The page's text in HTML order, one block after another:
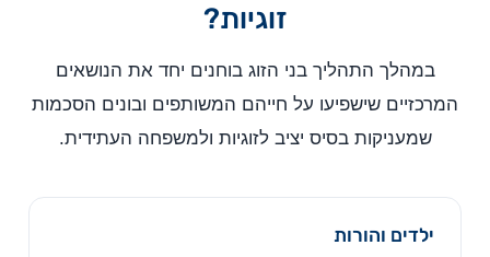
זוגיות?
במהלך התהליך בני הזוג בוחנים יחד את הנושאים
המרכזיים שישפיעו על חייהם המשותפים ובונים הסכמות
שמעניקות בסיס יציב לזוגיות ולמשפחה העתידית.
ילדים והורות